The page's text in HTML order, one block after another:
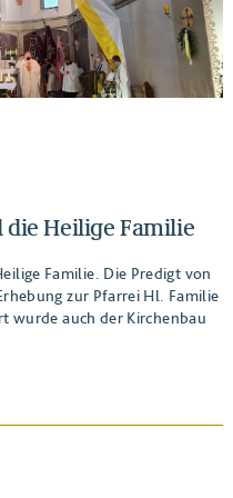
Heilige Familie
Familie. Die Predigt von
zur Pfarrei Hl. Familie
wurde auch der Kirchenbau